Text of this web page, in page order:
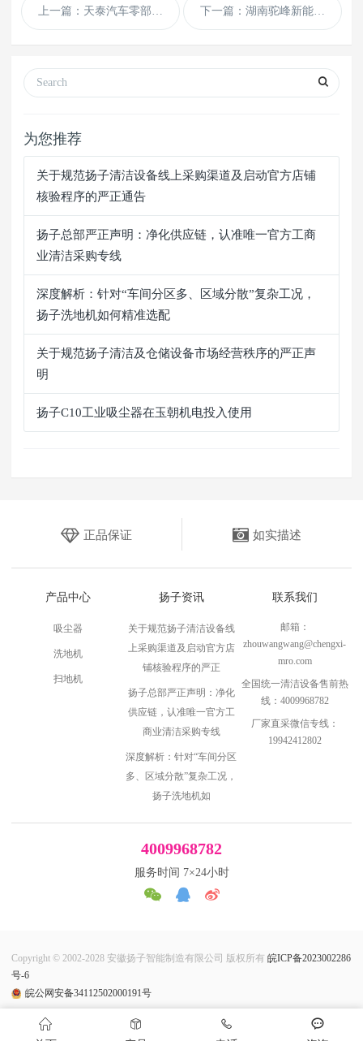
上一篇：天泰汽车零部件使用扬子全自动洗地机 下一篇：湖南驼峰新能源选择扬子吸尘器厂家
为您推荐
关于规范扬子清洁设备线上采购渠道及启动官方店铺
核验程序的严正通告
扬子总部严正声明：净化供应链，认准唯一官方工商
业清洁采购专线
深度解析：针对“车间分区多、区域分散”复杂工况，
扬子洗地机如何精准选配
关于规范扬子清洁及仓储设备市场经营秩序的严正声
明
扬子C10工业吸尘器在玉朝机电投入使用
正品保证 如实描述
产品中心
吸尘器
洗地机
扫地机
扬子资讯
关于规范扬子清洁设备线
上采购渠道及启动官方店
铺核验程序的严正
扬子总部严正声明：净化
供应链，认准唯一官方工
商业清洁采购专线
深度解析：针对“车间分区
多、区域分散”复杂工况，
扬子洗地机如
联系我们
邮箱：
zhouwangwang@chengxi-
mro.com
全国统一清洁设备售前热
线：4009968782
厂家直采微信专线：
19942412802
4009968782
服务时间 7×24小时
Copyright © 2002-2028 安徽扬子智能制造有限公司 版权所有 皖ICP备2023002286
号-6
皖公网安备34112502000191号
  󰈃 